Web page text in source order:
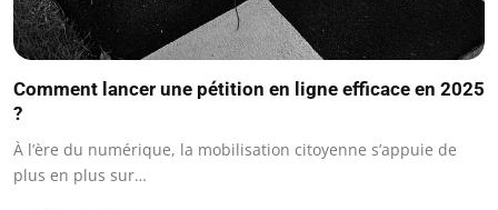
Comment lancer une pétition en ligne efficace en 2025
?
À l’ère du numérique, la mobilisation citoyenne s’appuie de
plus en plus sur…